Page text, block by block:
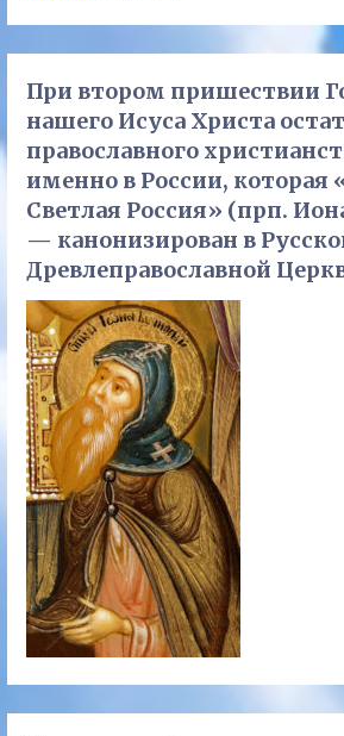
При втором пришествии
нашего Исуса Христа
православного
именно в России, которая
Светлая Россия» (прп.
— канонизирован в
Древлеправославной